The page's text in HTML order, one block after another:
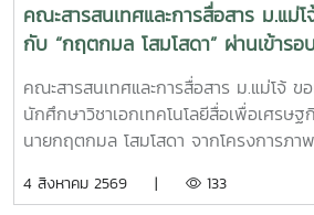
คณะสารสนเทศและการสื่อสาร ม.แม่
กับ “กฤตกมล โสมโสดา” ผ่านเข้ารอ
PITCH: THAI STUDENT
คณะสารสนเทศและการสื่อสาร ม.แม่โจ้
นักศึกษาวิชาเอกเทคโนโลยีสื่อเพื่อเศรษฐ
นายกฤตกมล โสมโสดา จากโครงการภา
ทีม เข้าร่วมโครงการ SDOC BKK
4 สิงหาคม 2569 | 133